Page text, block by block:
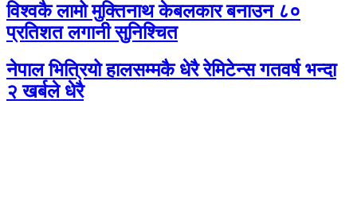
विश्वकै लामो मुक्तिनाथ केबलकार बनाउन ८०
प्रतिशत लगानी सुनिश्चित
नेपाल भित्रियो हालसम्मकै धेरै रेमिटेन्स गतवर्ष भन्दा
२ खर्बले धेरै